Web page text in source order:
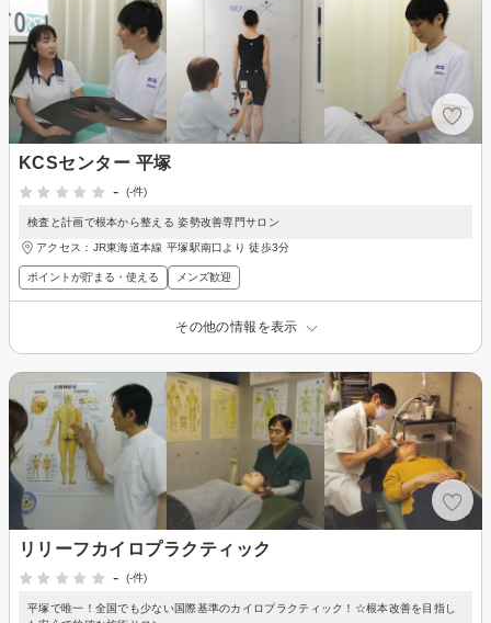
KCSセンター 平塚
-
(-件)
検査と計画で根本から整える 姿勢改善専門サロン
アクセス：JR東海道本線 平塚駅南口より 徒歩3分
ポイントが貯まる・使える メンズ歓迎
その他の情報を表示
リリーフカイロプラクティック
-
(-件)
平塚で唯一！全国でも少ない国際基準のカイロプラクティック！☆根本改善を目指し